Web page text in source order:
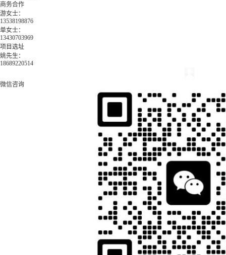
商务合作
游女士：
13538198876
单女士：
13430703969
项目选址
姚先生：
18689220514
微信咨询